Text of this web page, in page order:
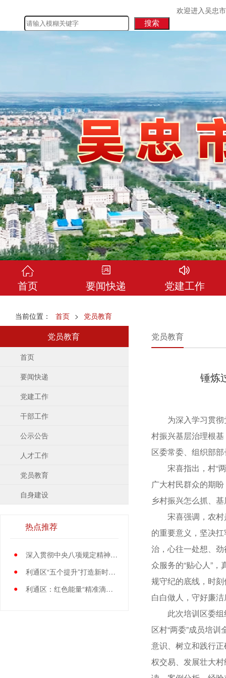
欢迎进入吴忠
首页 要闻快递 党建工作
当前位置： 首页 > 党员教育
党员教育
首页
要闻快递
党建工作
干部工作
公示公告
人才工作
党员教育
自身建设
热点推荐
●
深入贯彻中央八项规定精神学习教育中央指导组暨中央层面工作专班总结会议召开
●
利通区“五个提升”打造新时代党员先锋队伍
●
利通区：红色能量“精准滴灌”基层党员
党员教育
锤炼
为深入学习贯彻
村振兴基层治理根
区委常委、组织部
宋喜指出，村“两
广大村民群众的期
乡村振兴怎么抓、
宋喜强调，农村是
的重要意义，坚决
治，心往一处想、
众服务的“贴心人”
规守纪的底线，时
白白做人，守好廉
此次培训区委组织
区村“两委”成员培
意识、树立和践行
权交易、发展壮大